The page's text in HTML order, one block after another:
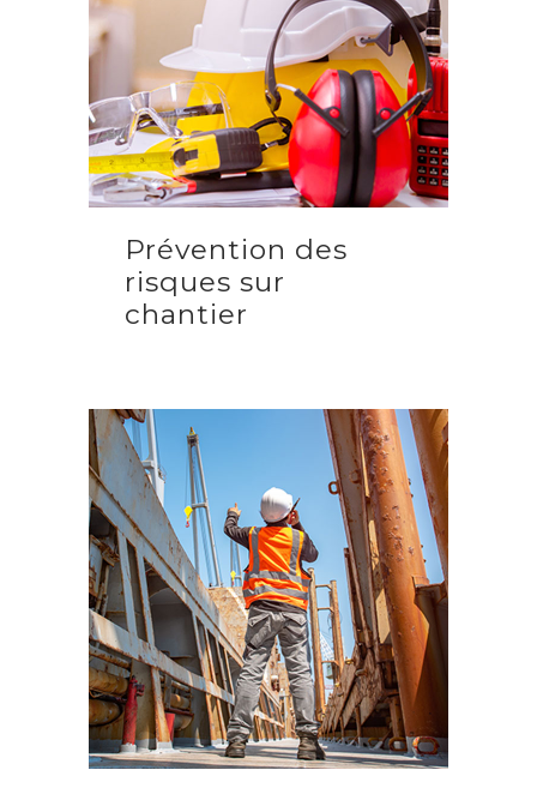
Prévention des
risques sur
chantier